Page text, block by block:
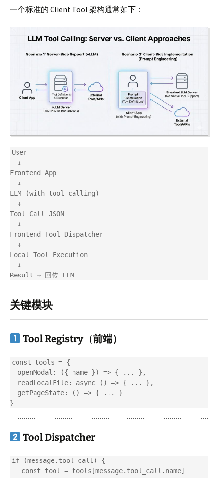
一个标准的 Client Tool 架构通常如下：
User
Frontend App
LLM (with tool calling)
Tool Call JSON
Frontend Tool Dispatcher
Local Tool Execution
关键模块
Tool Registry（前端）
const tools = {
Tool Dispatcher
if (message.tool_call) {